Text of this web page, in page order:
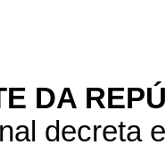
DA
decreta